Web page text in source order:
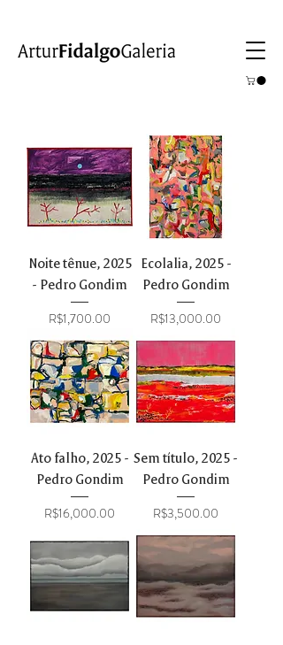
Noite tênue, 2025
- Pedro Gondim
Price
R$1,700.00
Ecolalia, 2025 -
Pedro Gondim
Price
R$13,000.00
Ato falho, 2025 -
Pedro Gondim
Price
R$16,000.00
Sem título, 2025 -
Pedro Gondim
Price
R$3,500.00